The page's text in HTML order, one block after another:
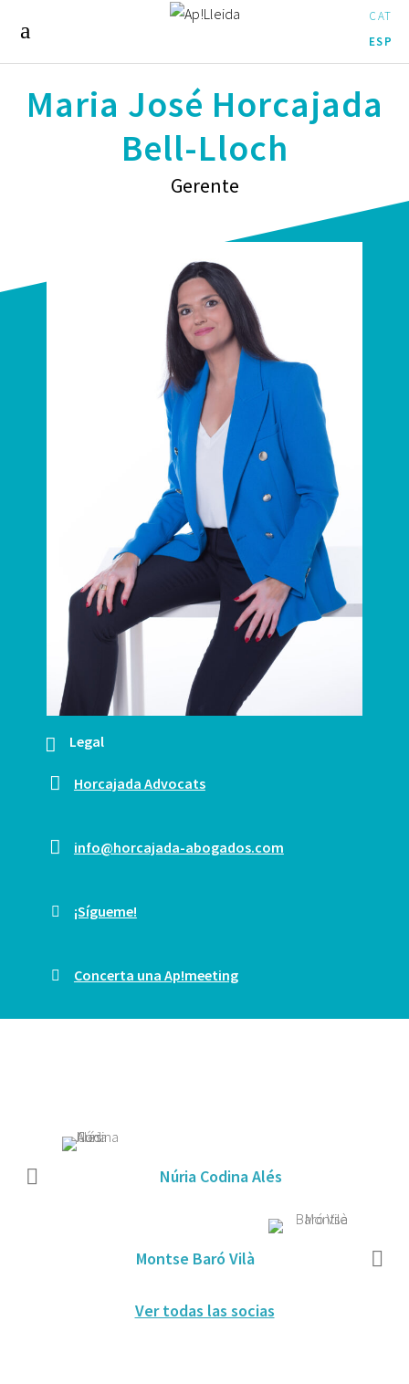
CAT
ESP
Maria José Horcajada
Bell-Lloch
Gerente
Legal
Horcajada Advocats
info@horcajada-abogados.com
¡Sígueme!
Concerta una Ap!meeting
Núria Codina Alés
Montse Baró Vilà
Ver todas las socias